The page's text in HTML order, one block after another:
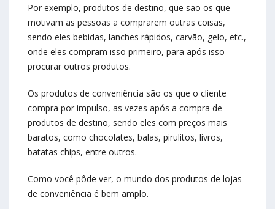
Por exemplo, produtos de destino, que são os que
motivam as pessoas a comprarem outras coisas,
sendo eles bebidas, lanches rápidos, carvão, gelo, etc.,
onde eles compram isso primeiro, para após isso
procurar outros produtos.
Os produtos de conveniência são os que o cliente
compra por impulso, as vezes após a compra de
produtos de destino, sendo eles com preços mais
baratos, como chocolates, balas, pirulitos, livros,
batatas chips, entre outros.
Como você pôde ver, o mundo dos produtos de lojas
de conveniência é bem amplo.